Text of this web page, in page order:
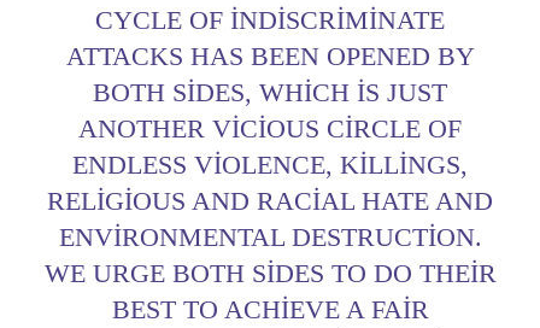
CYCLE OF INDISCRIMINATE
ATTACKS HAS BEEN OPENED BY
BOTH SIDES, WHICH IS JUST
ANOTHER VICIOUS CIRCLE OF
ENDLESS VIOLENCE, KILLINGS,
RELIGIOUS AND RACIAL HATE AND
ENVIRONMENTAL DESTRUCTION.
WE URGE BOTH SIDES TO DO THEIR
BEST TO ACHIEVE A FAIR